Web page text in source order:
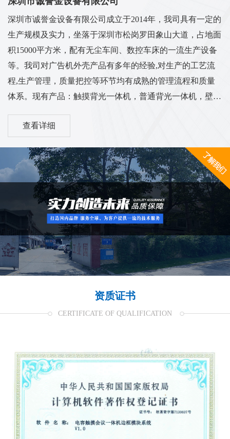
深圳市诚誉金设备有限公司成立于2014年，我司具有一定的
生产规模及实力，坐落于深圳市松岗罗田象山大道，占地面
积15000平方米，配有无尘车间、数控车床的一流生产设备
等。我司对广告机外壳产品有多年的经验,对生产的工艺流
程,生产管理，质量把控等环节均有成熟的管理流程和质量
体系。现有产品：触摸背光一体机，普通背光一体机，壁挂
广告机，机壳套料等多系列外壳...
查看详细
资质证书
CERTIFICATE OF QUALIFICATION